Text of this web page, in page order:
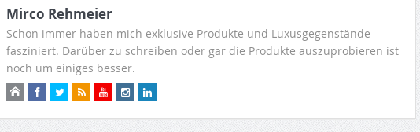
Mirco Rehmeier
Schon immer haben mich exklusive Produkte und Luxusgegenstände
fasziniert. Darüber zu schreiben oder gar die Produkte auszuprobieren ist
noch um einiges besser.